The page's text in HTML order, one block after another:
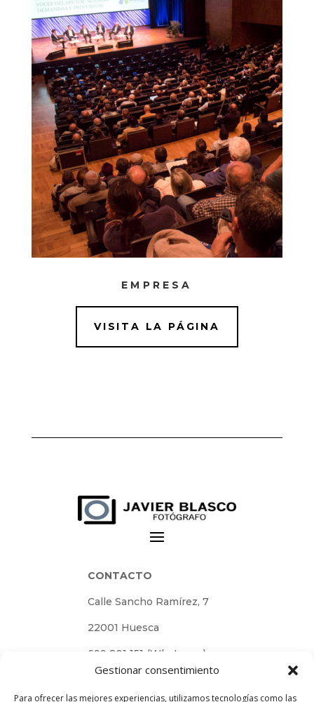
Gestionar consentimiento
Para ofrecer las mejores experiencias, utilizamos tecnologías como las
EMPRESA
VISITA LA PÁGINA
CONTACTO
Calle Sancho Ramírez, 7
22001 Huesca
699 801 151 (Whatsapp)